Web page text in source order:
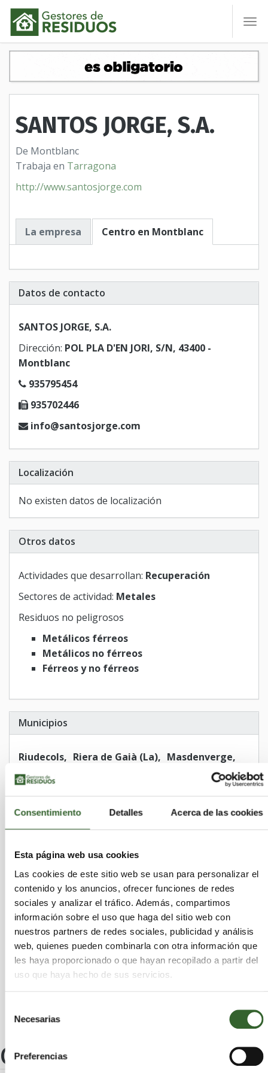
Consentimiento Detalles Acerca de las cookies
Esta página web usa cookies
Las cookies de este sitio web se usan para personalizar el
contenido y los anuncios, ofrecer funciones de redes
sociales y analizar el tráfico. Además, compartimos
información sobre el uso que haga del sitio web con
nuestros partners de redes sociales, publicidad y análisis
web, quienes pueden combinarla con otra información que
les haya proporcionado o que hayan recopilado a partir del
uso que haya hecho de sus servicios.
Necesarias
Preferencias
SANTOS JORGE, S.A.
De Montblanc
Trabaja en Tarragona
http://www.santosjorge.com
La empresa Centro en Montblanc
Datos de contacto
SANTOS JORGE, S.A.
Dirección: POL PLA D'EN JORI, S/N, 43400 -
Montblanc
935795454
935702446
info@santosjorge.com
Localización
No existen datos de localización
Otros datos
Actividades que desarrollan: Recuperación
Sectores de actividad: Metales
Residuos no peligrosos
Metálicos férreos
Metálicos no férreos
Férreos y no férreos
Municipios
Riudecols Riera de Gaià (La)
Masdenverge
Tivenys
Cornudella de Montsant
Vilabella
Vilalba dels Arcs
Savallà del Comtat
Galera (La)
Riba (La)
Mas de Barberans
Riudecanyes
Torre de l'Espanyol (La)
Aiguamúrcia
Paüls
Febró (La)
Botarell Solivella
Perafort
Renau
Cabra del Camp
Marçà
Mont-roig del Camp
Roquetes
Montblanc
Puigpelat
Pont d'Armentera (El)
Bràfim
Pratdip
Prades Vilaplana Arnes
Garcia
Masroig (El)
Cunit Ulldecona
Riudoms
Sénia (La)
Otros centros